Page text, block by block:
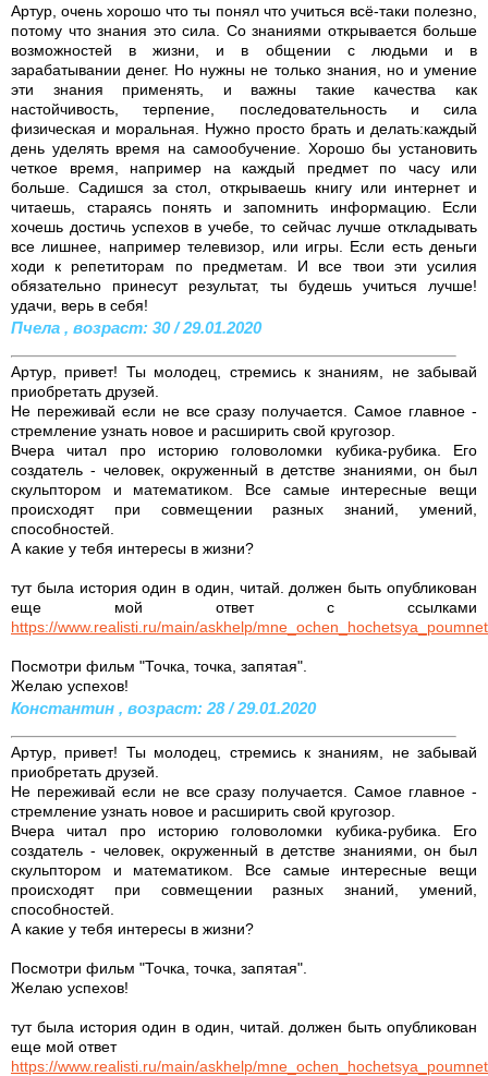
Артур, очень хорошо что ты понял что учиться всё-таки полезно,
потому что знания это сила. Со знаниями открывается больше
возможностей в жизни, и в общении с людьми и в
зарабатывании денег. Но нужны не только знания, но и умение
эти знания применять, и важны такие качества как
настойчивость, терпение, последовательность и сила
физическая и моральная. Нужно просто брать и делать:каждый
день уделять время на самообучение. Хорошо бы установить
четкое время, например на каждый предмет по часу или
больше. Садишся за стол, открываешь книгу или интернет и
читаешь, стараясь понять и запомнить информацию. Если
хочешь достичь успехов в учебе, то сейчас лучше откладывать
все лишнее, например телевизор, или игры. Если есть деньги
ходи к репетиторам по предметам. И все твои эти усилия
обязательно принесут результат, ты будешь учиться лучше!
удачи, верь в себя!
Пчела , возраст: 30 / 29.01.2020
Артур, привет! Ты молодец, стремись к знаниям, не забывай
приобретать друзей.
Не переживай если не все сразу получается. Самое главное -
стремление узнать новое и расширить свой кругозор.
Вчера читал про историю головоломки кубика-рубика. Его
создатель - человек, окруженный в детстве знаниями, он был
скульптором и математиком. Все самые интересные вещи
происходят при совмещении разных знаний, умений,
способностей.
А какие у тебя интересы в жизни?
тут была история один в один, читай. должен быть опубликован
еще мой ответ с ссылками
https://www.realisti.ru/main/askhelp/
Посмотри фильм "Точка, точка, запятая".
Желаю успехов!
Константин , возраст: 28 / 29.01.2020
Артур, привет! Ты молодец, стремись к знаниям, не забывай
приобретать друзей.
Не переживай если не все сразу получается. Самое главное -
стремление узнать новое и расширить свой кругозор.
Вчера читал про историю головоломки кубика-рубика. Его
создатель - человек, окруженный в детстве знаниями, он был
скульптором и математиком. Все самые интересные вещи
происходят при совмещении разных знаний, умений,
способностей.
А какие у тебя интересы в жизни?
Посмотри фильм "Точка, точка, запятая".
Желаю успехов!
тут была история один в один, читай. должен быть опубликован
еще мой ответ
https://www.realisti.ru/main/askhelp/